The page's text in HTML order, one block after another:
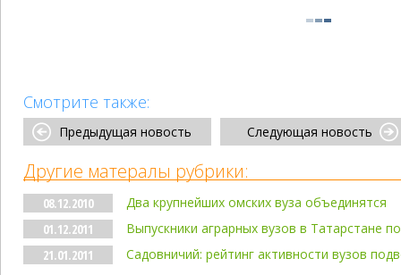
Смотрите также:
Предыдущая новость Следующая новость
Другие матералы рубрики:
08.12.2010
Два крупнейших омских вуза объединятся
01.12.2011
Выпускники аграрных вузов в Татарстане
21.01.2011
Садовничий: рейтинг активности вузов